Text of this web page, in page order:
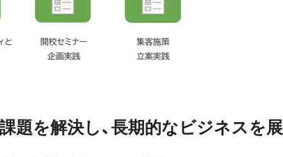
題を解決し、長期的なビジネスを